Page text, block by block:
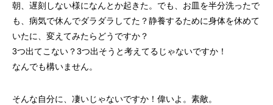
朝、遅刻しない様になんとか起きた。でも、お皿を半分洗ったで
も、病気で休んでダラダラしてた？静養するために身体を休めて
いたに、変えてみたらどうですか？
3つ出てこない？3つ出そうと考えてるじゃないですか！
なんでも構いません。
そんな自分に、凄いじゃないですか！偉いよ。素敵。